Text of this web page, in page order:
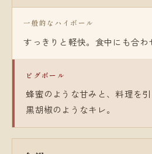
一般的なハイボール
すっきりと軽快。食中にも合わ
ピグボール
蜂蜜のような甘みと、料理を
黒胡椒のようなキレ。